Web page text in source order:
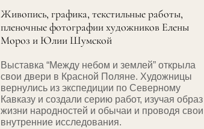
Живопись, графика, текстильные работы,
пленочные фотографии художников Елены
Мороз и Юлии Шумской
Выставка “Между небом и землей” открыла
свои двери в Красной Поляне. Художницы
вернулись из экспедиции по Северному
Кавказу и создали серию работ, изучая образ
жизни народностей и обычаи и проводя свои
внутренние исследования.